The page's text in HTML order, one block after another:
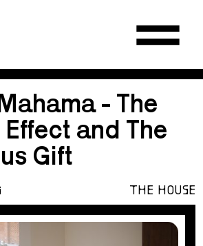
- The
and The
Gift
THE HOUSE